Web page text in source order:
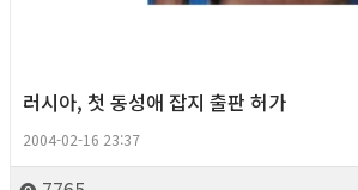
러시아, 첫 동성애 잡지 출판 허가
2004-02-16 23:37